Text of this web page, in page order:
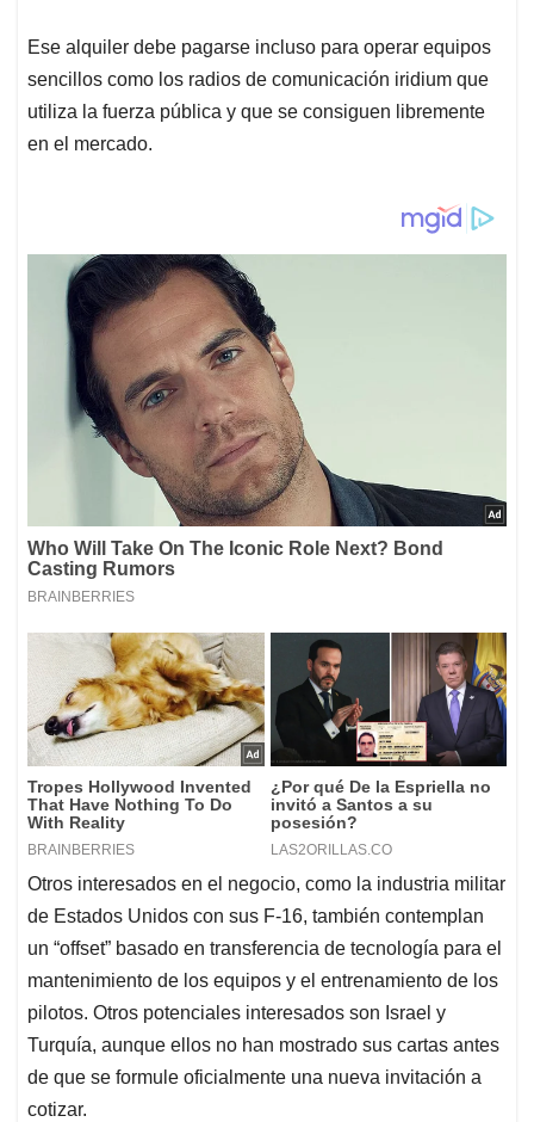
Ese alquiler debe pagarse incluso para operar equipos
sencillos como los radios de comunicación iridium que
utiliza la fuerza pública y que se consiguen libremente
en el mercado.
Otros interesados en el negocio, como la industria militar
de Estados Unidos con sus F-16, también contemplan
un “offset” basado en transferencia de tecnología para el
mantenimiento de los equipos y el entrenamiento de los
pilotos. Otros potenciales interesados son Israel y
Turquía, aunque ellos no han mostrado sus cartas antes
de que se formule oficialmente una nueva invitación a
cotizar.